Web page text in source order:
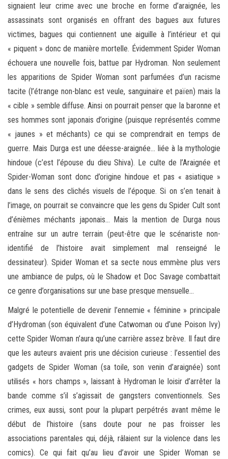
signaient leur crime avec une broche en forme d’araignée, les
assassinats sont organisés en offrant des bagues aux futures
victimes, bagues qui contiennent une aiguille à l’intérieur et qui
« piquent » donc de manière mortelle. Évidemment Spider Woman
échouera une nouvelle fois, battue par Hydroman. Non seulement
les apparitions de Spider Woman sont parfumées d’un racisme
tacite (l’étrange non-blanc est veule, sanguinaire et païen) mais la
« cible » semble diffuse. Ainsi on pourrait penser que la baronne et
ses hommes sont japonais d’origine (puisque représentés comme
« jaunes » et méchants) ce qui se comprendrait en temps de
guerre. Mais Durga est une déesse-araignée… liée à la mythologie
hindoue (c’est l’épouse du dieu Shiva). Le culte de l’Araignée et
Spider-Woman sont donc d’origine hindoue et pas « asiatique »
dans le sens des clichés visuels de l’époque. Si on s’en tenait à
l’image, on pourrait se convaincre que les gens du Spider Cult sont
d’énièmes méchants japonais… Mais la mention de Durga nous
entraîne sur un autre terrain (peut-être que le scénariste non-
identifié de l’histoire avait simplement mal renseigné le
dessinateur). Spider Woman et sa secte nous emmène plus vers
une ambiance de pulps, où le Shadow et Doc Savage combattait
ce genre d’organisations sur une base presque mensuelle…
Malgré le potentielle de devenir l’ennemie « féminine » principale
d’Hydroman (son équivalent d’une Catwoman ou d’une Poison Ivy)
cette Spider Woman n’aura qu’une carrière assez brève. Il faut dire
que les auteurs avaient pris une décision curieuse : l’essentiel des
gadgets de Spider Woman (sa toile, son venin d’araignée) sont
utilisés « hors champs », laissant à Hydroman le loisir d’arrêter la
bande comme s’il s’agissait de gangsters conventionnels. Ses
crimes, eux aussi, sont pour la plupart perpétrés avant même le
début de l’histoire (sans doute pour ne pas froisser les
associations parentales qui, déjà, râlaient sur la violence dans les
comics). Ce qui fait qu’au lieu d’avoir une Spider Woman se